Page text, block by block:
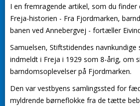
I en fremragende artikel, som du
Freja-historien - Fra Fjordmarken,
banen ved Annebergvej - fortæller
Samuelsen, Stiftstidendes
indmeldt i Freja i 1929 som 8-årig, om
barndomsoplevelser på Fjordmarken.
Den var vestbyens samlingssted for
myldrende børneflokke fra de tætte